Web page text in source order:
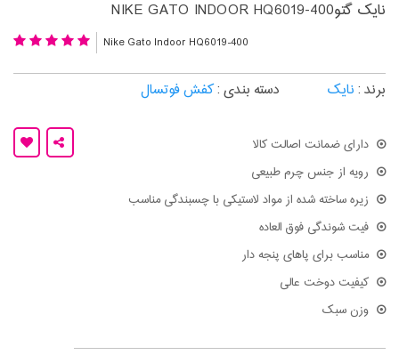
نایک گتوNIKE GATO INDOOR HQ6019-400
Nike Gato Indoor HQ6019-400
برند : نایک دسته بندی :کفش فوتسال
دارای ضمانت اصالت کالا
رویه از جنس چرم طبیعی
زیره ساخته شده از مواد لاستیکی با چسبندگی مناسب
فیت شوندگی فوق العاده
مناسب برای پاهای پنجه دار
کیفیت دوخت عالی
وزن سبک